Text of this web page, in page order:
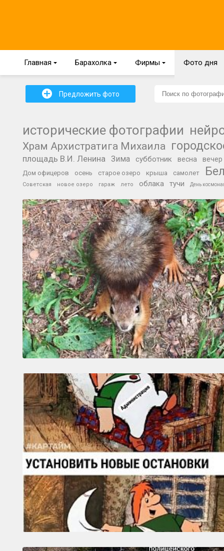
Главная { Барахолка { Фирмы { Фото дня
исторические фотографии
Храм Архистратига Михаила
площадь В.И. Ленина Зима субботник весна вечер
Дом офицеров осень старое озеро крыша самолет
Советская новое озеро гараж лето облака тучи День
+ Предложить фото